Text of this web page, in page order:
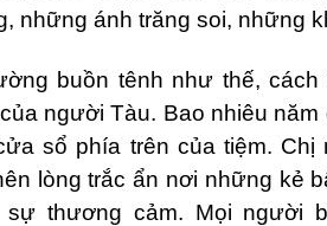
những ánh trăng soi, những
buồn tênh như thế, cách
người Tàu. Bao nhiêu
sổ phía trên của tiệm. Chị
lòng trắc ẩn nơi những kẻ
thương cảm. Mọi người